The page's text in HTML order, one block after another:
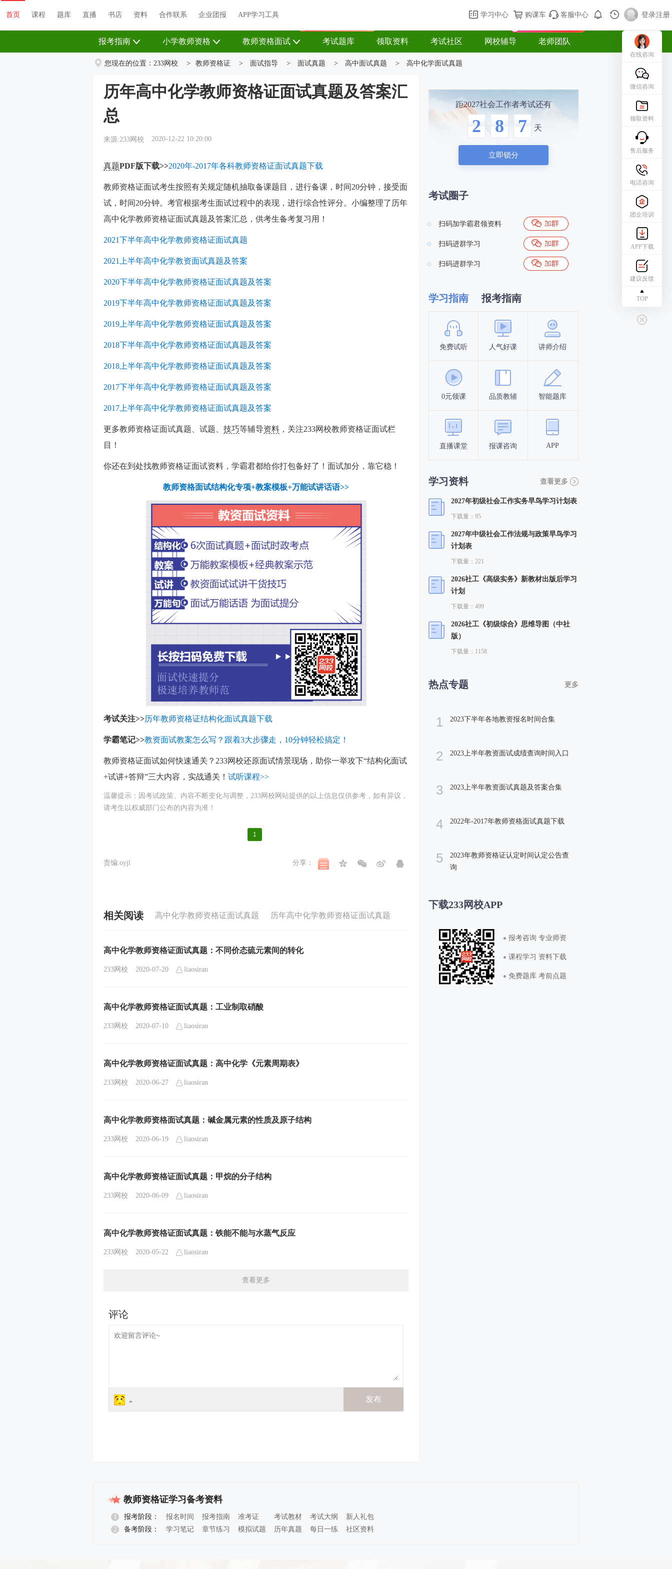
首页 课程 题库 直播 书店 资料 关于我们 帮助中心 购课车 登录/注册
首页 课程 题库 直播 书店 资料 合作联系 企业团报 APP学习工具 学习中心 购课车 客服中心 登录|注册
报考指南 小学教师资格 教师资格面试 考试题库 领取资料 考试社区 网校辅导 老师团队
您现在的位置： 233网校 > 教师资格证 > 面试指导 > 面试真题 > 高中面试真题 > 高中化学面试真题
历年高中化学教师资格证面试真题及答案汇
总
来源:233网校 2020-12-22 10:20:00
真题PDF版下载>>2020年-2017年各科教师资格证面试真题下载
教师资格证面试考生按照有关规定随机抽取备课题目，进行备课，时间20分钟，接受面
试，时间20分钟。考官根据考生面试过程中的表现，进行综合性评分。小编整理了历年
高中化学教师资格证面试真题及答案汇总，供考生备考复习用！
2021下半年高中化学教师资格证面试真题
2021上半年高中化学教资面试真题及答案
2020下半年高中化学教师资格证面试真题及答案
2019下半年高中化学教师资格证面试真题及答案
2019上半年高中化学教师资格证面试真题及答案
2018下半年高中化学教师资格证面试真题及答案
2018上半年高中化学教师资格证面试真题及答案
2017下半年高中化学教师资格证面试真题及答案
2017上半年高中化学教师资格证面试真题及答案
更多教师资格证面试真题、试题、 技巧等辅导资料 ，关注233网校教师资格证面试栏
目
！
你还在到处找教师资格证面试资料，学霸君都给你打包备好了！面试加分，靠它稳！
教师资格面试结构化专项+教案模板+万能试讲话语>>
考试关注>>历年教师资格证结构化面试真题下载
学霸笔记>>教资面试教案怎么写？跟着3大步骤走，10分钟轻松搞定！
教师资格证面试如何快速通关？233网校还原面试情景现场，助你一举攻下“结构化面试
+试讲+答辩”三大内容，实战通关！ 试听课程>>
温馨提示：因考试政策、内容不断变化与调整，233网校网站提供的以上信息仅供参考，如有异议，
请考生以权威部门公布的内容为准！
1
责编:oyjl 分享：
相关阅读 高中化学教师资格证面试真题 历年高中化学教师资格证面试真题
高中化学教师资格证面试真题：不同价态硫元素间的转化
233网校 2020-07-20 liaosiran
高中化学教师资格证面试真题：工业制取硝酸
233网校 2020-07-10 liaosiran
高中化学教师资格证面试真题：高中化学《元素周期表》
233网校 2020-06-27 liaosiran
高中化学教师资格面试真题：碱金属元素的性质及原子结构
233网校 2020-06-19 liaosiran
高中化学教师资格证面试真题：甲烷的分子结构
233网校 2020-06-09 liaosiran
高中化学教师资格证面试真题：铁能不能与水蒸气反应
233网校 2020-05-22 liaosiran
查看更多
距2027社会工作者考试还有
2 8 7 天
立即锁分
考试圈子
扫码加学霸君领资料
扫码进群学习
扫码进群学习
学习指南 报考指南
免费试听 人气好课 讲师介绍
0元领课 品质教辅 智能题库
直播课堂 报课咨询 APP
学习资料 查看更多
2027年初级社会工作实务早鸟学习计划表
下载量：95
2027年中级社会工作法规与政策早鸟学习
计划表
下载量：221
2026社工《高级实务》新教材出版后学习
计划
下载量：499
2026社工《初级综合》思维导图（中社
版）
下载量：1158
热点专题 更多
1 2023下半年各地教资报名时间合集
2 2023上半年教资面试成绩查询时间入口
3 2023上半年教资面试真题及答案合集
4 2022年-2017年教师资格面试真题下载
5
2023年教师资格证认定时间认定公告查
询
下载233网校APP
报考咨询 专业师资
课程学习 资料下载
免费题库 考前点题
教师资格证学习备考资料
1 报考阶段： 报名时间 报考指南 准考证 考试教材 考试大纲
新人礼包
报名指导
2 备考阶段： 学习笔记 章节练习 模拟试题 历年真题 每日一练 社区资料
在线咨询
微信咨询
领取资料
售后服务
电话咨询
团企培训
APP下载
建议反馈
TOP